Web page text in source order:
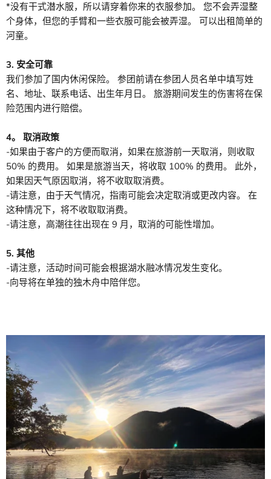
*没有干式潜水服，所以请穿着你来的衣服参加。 您不会弄湿整
个身体，但您的手臂和一些衣服可能会被弄湿。 可以出租简单的
河童。
3. 安全可靠
我们参加了国内休闲保险。 参团前请在参团人员名单中填写姓
名、地址、联系电话、出生年月日。 旅游期间发生的伤害将在保
险范围内进行赔偿。
4。 取消政策
-如果由于客户的方便而取消，如果在旅游前一天取消，则收取
50% 的费用。 如果是旅游当天，将收取 100% 的费用。 此外，
如果因天气原因取消，将不收取取消费。
-请注意，由于天气情况，指南可能会决定取消或更改内容。 在
这种情况下，将不收取取消费。
-请注意，高潮往往出现在 9 月，取消的可能性增加。
5. 其他
-请注意，活动时间可能会根据湖水融冰情况发生变化。
-向导将在单独的独木舟中陪伴您。